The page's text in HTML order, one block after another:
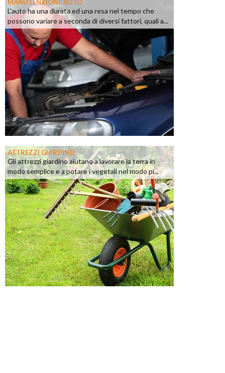
MANUTENZIONE AUTO
L'auto ha una durata ed una resa nel tempo che
possono variare a seconda di diversi fattori, quali a...
ATTREZZI GIARDINO
Gli attrezzi giardino aiutano a lavorare la terra in
modo semplice e a potare i vegetali nel modo pi...